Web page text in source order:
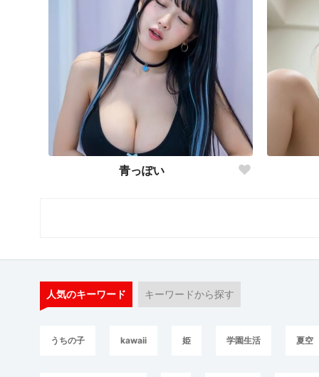
青っぽい
人気のキーワード キーワードから探す
うちの子 kawaii 姫 学園生活 夏空